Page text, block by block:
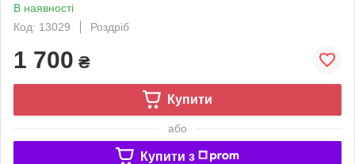
В наявності
Код: 13029
Роздріб
1 700 ₴
Купити
або
Купити з